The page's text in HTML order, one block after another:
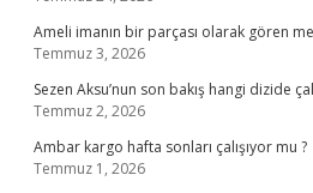
Ameli imanın bir parçası olarak gören
Temmuz 3, 2026
Sezen Aksu’nun son bakış hangi dizide
Temmuz 2, 2026
Ambar kargo hafta sonları çalışıyor mu ?
Temmuz 1, 2026